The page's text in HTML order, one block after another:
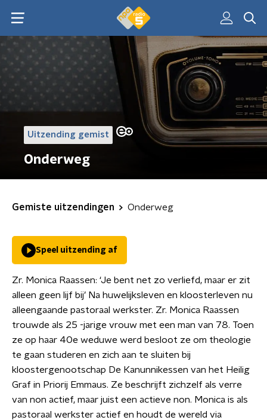
Uitzending gemist
Onderweg
Gemiste uitzendingen Onderweg
Speel uitzending af
Zr. Monica Raassen: ‘Je bent net zo verliefd, maar er zit
alleen geen lijf bij’ Na huwelijksleven en kloosterleven nu
alleengaande pastoraal werkster. Zr. Monica Raassen
trouwde als 25 -jarige vrouw met een man van 78. Toen
ze op haar 40e weduwe werd besloot ze om theologie
te gaan studeren en zich aan te sluiten bij
kloostergenootschap De Kanunnikessen van het Heilig
Graf in Priorij Emmaus. Ze beschrijft zichzelf als verre
van non actief, maar juist een actieve non. Monica is als
pastoraal werkster actief en houdt de wereld via